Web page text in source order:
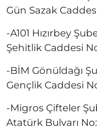
Gün Sazak
-A101 Hızırbey
Şehitlik Caddesi
-BİM Gönüldağı
Gençlik Caddesi
-Migros Çifteler
Atatürk Bulvarı